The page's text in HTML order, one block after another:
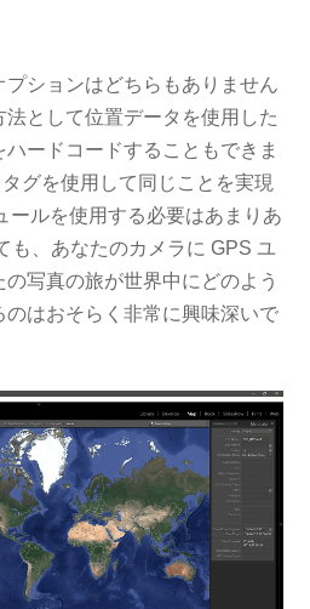
ションはどちらもありません
として位置データを使用した
ードコードすることもできま
グを使用して同じことを実現
ールを使用する必要はあまりあ
も、あなたのカメラに GPS ユ
写真の旅が世界中にどのよう
はおそらく非常に興味深いで